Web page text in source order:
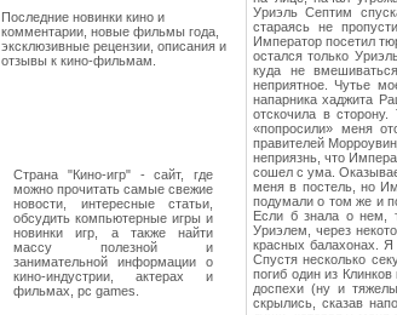
Последние новинки кино и
комментарии, новые фильмы года,
эксклюзивные рецензии, описания и
отзывы к кино-фильмам.
Страна "Кино-игр" - сайт, где
можно прочитать самые свежие
новости, интересные статьи,
обсудить компьютерные игры и
новинки игр, а также найти
массу полезной и
занимательной информации о
кино-индустрии, актерах и
фильмах, pc games.
Уриэль Септим
стараясь не
Император посетил
остался только
куда не
неприятное. Чутье
напарника хаджита
отскочила в
«попросили» меня
правителей
неприязнь, что
сошел с ума.
меня в постель, но
подумали о том же и
Если б знала о нем,
Уриэлем, через
красных балахонах. Я
Спустя несколько
погиб один из
доспехи (ну и
скрылись, сказав